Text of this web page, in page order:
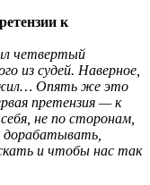
к
четвертый
из судей. Наверное,
Опять же это
претензия —к
не по сторонам
и чтобы нас так